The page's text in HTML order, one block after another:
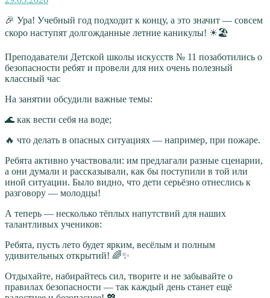
🎉 Ура! Учебный год подходит к концу, а это значит — совсем
скоро наступят долгожданные летние каникулы! ☀🏖
Преподаватели Детской школы искусств № 11 позаботились о
безопасности ребят и провели для них очень полезный
классный час
На занятии обсудили важные темы:
🌊 как вести себя на воде;
🔥 что делать в опасных ситуациях — например, при пожаре.
Ребята активно участвовали: им предлагали разные сценарии,
а они думали и рассказывали, как бы поступили в той или
иной ситуации. Было видно, что дети серьёзно отнеслись к
разговору — молодцы!
А теперь — несколько тёплых напутствий для наших
талантливых учеников:
Ребята, пусть лето будет ярким, весёлым и полным
удивительных открытий! 🌈✨
Отдыхайте, набирайтесь сил, творите и не забывайте о
правилах безопасности — так каждый день станет ещё